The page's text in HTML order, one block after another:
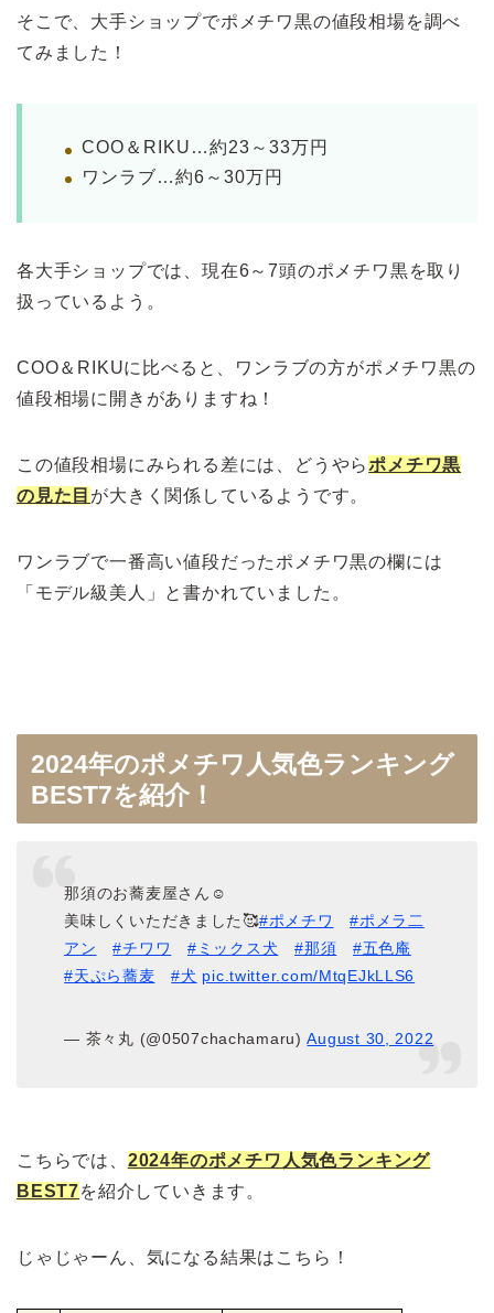
そこで、大手ショップでポメチワ黒の値段相場を調べ
てみました！
COO＆RIKU…約23～33万円
ワンラブ…約6～30万円
各大手ショップでは、現在6～7頭のポメチワ黒を取り
扱っているよう。
COO＆RIKUに比べると、ワンラブの方がポメチワ黒の
値段相場に開きがありますね！
この値段相場にみられる差には、どうやらポメチワ黒
の見た目 が大きく関係しているようです。
ワンラブで一番高い値段だったポメチワ黒の欄には
「モデル級美人」と書かれていました。
2024年のポメチワ人気色ランキング
BEST7を紹介！
那須のお蕎麦屋さん☺️
美味しくいただきました🥰#ポメチワ
#ポメラ二
アン
#チワワ #ミックス犬 #那須
#五色庵
#天ぷら蕎麦
#犬 pic.twitter.com/MtqEJkLLS6
— 茶々丸 (@0507chachamaru)August 30, 2022
こちらでは、 2024年のポメチワ人気色ランキング
BEST7を紹介していきます。
じゃじゃーん、気になる結果はこちら！